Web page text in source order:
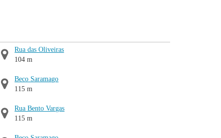
Rua das Oliveiras
104 m
Beco Saramago
115 m
Rua Bento Vargas
115 m